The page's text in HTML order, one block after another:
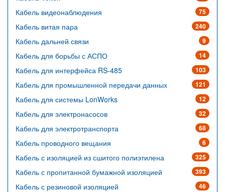
75
Кабель видеонаблюдения
240
Кабель витая пара
9
Кабель дальней связи
14
Кабель для борьбы с АСПО
103
Кабель для интерфейса RS-485
121
Кабель для промышленной передачи данных
12
Кабель для системы LonWorks
32
Кабель для электронасосов
68
Кабель для электротранспорта
6
Кабель проводного вещания
325
Кабель с изоляцией из сшитого полиэтилена
393
Кабель с пропитанной бумажной изоляцией
46
Кабель с резиновой изоляцией